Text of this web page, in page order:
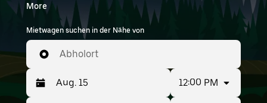
durchstöbern. Finde den richtigen Leihwagen
von Nissan für Besorgungen, Roadtrips oder
tägliche Fahrten. Egal, ob du Preis, Größe oder
Stil priorisierst: Hier findest du Optionen, die
deinen Wünschen entsprechen. Gib deine Zeit-
und Standortangaben (z. B. Frankfurt Airport)
ein, um Nissan-Vermietungen in deiner Nähe
More
Mietwagen suchen in der Nähe von
Abholort
12:00 PM